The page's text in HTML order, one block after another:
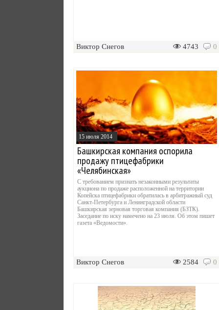
Виктор Снегов 0
4743
15 июля 2014
Башкирская компания оспорила
продажу птицефабрики
«Челябинская»
С требованием признать незаконными результаты
аукциона по продаже расположенной на территории
Копейска птицефабрики обратилась в арбитражный суд
Санкт-Петербурга и Ленинградской области
Башкирская зерновая торговая компания (БЗТК).
Заседание по иску намечено на 23 июля. Об этом пишет
газета «Ведомости».
Виктор Снегов 0
2584